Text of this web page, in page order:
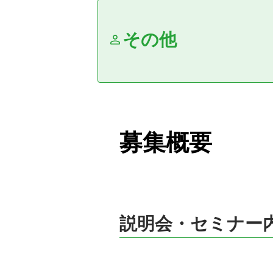
その他
募集概要
説明会・セミナー